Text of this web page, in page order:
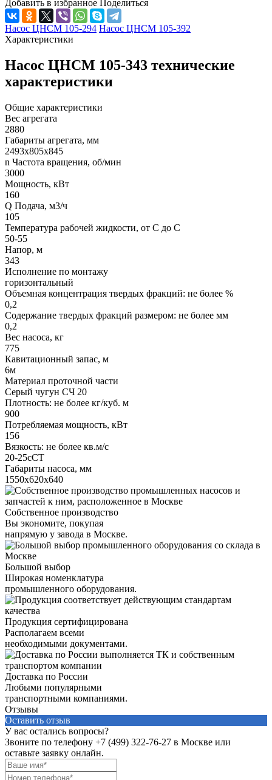
Добавить в избранное Поделиться
Насос ЦНСМ 105-294 Насос ЦНСМ 105-392
Характеристики
Насос ЦНСМ 105-343 технические
характеристики
Общие характеристики
Вес агрегата
2880
Габариты агрегата, мм
2493х805х845
n Частота вращения, об/мин
3000
Мощность, кВт
160
Q Подача, м3/ч
105
Температура рабочей жидкости, от С до С
50-55
Напор, м
343
Исполнение по монтажу
горизонтальный
Объемная концентрация твердых фракций: не более %
0,2
Содержание твердых фракций размером: не более мм
0,2
Вес насоса, кг
775
Кавитационный запас, м
6м
Материал проточной части
Серый чугун СЧ 20
Плотность: не более кг/куб. м
900
Потребляемая мощность, кВт
156
Вязкость: не более кв.м/с
20-25сСТ
Габариты насоса, мм
1550х620х640
Собственное производство
Вы экономите, покупая
напрямую у завода в Москве.
Большой выбор
Широкая номенклатура
промышленного оборудования.
Продукция сертифицирована
Располагаем всеми
необходимыми документами.
Доставка по России
Любыми популярными
транспортными компаниями.
Отзывы
Оставить отзыв
У вас остались вопросы?
Звоните по телефону +7 (499) 322-76-27 в Москве или
оставьте заявку онлайн.